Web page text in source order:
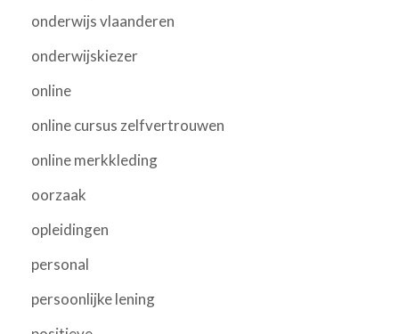
onderwijs vlaanderen
onderwijskiezer
online
online cursus zelfvertrouwen
online merkkleding
oorzaak
opleidingen
personal
persoonlijke lening